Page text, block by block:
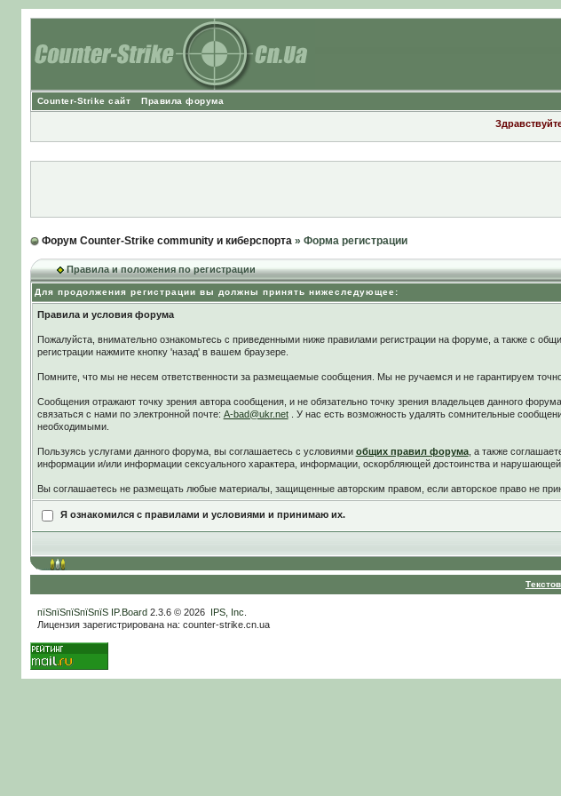
Counter-Strike сайт Правила форума
Форум Counter-Strike community и киберспорта» Форма регистрации
Правила и положения по регистрации
Для продолжения регистрации вы должны принять нижеследующее:
Правила и условия форума
Пожалуйста, внимательно ознакомьтесь с приведенными ниже правилами регистрации на форуме, а также с
регистрации нажмите кнопку 'назад' в вашем браузере.
Помните, что мы не несем ответственности за размещаемые сообщения. Мы не ручаемся и не гарантируем
Сообщения отражают точку зрения автора сообщения, и не обязательно точку зрения владельцев данного
связаться с нами по электронной почте: A-bad@ukr.net. У нас есть возможность удалять сомнительные
необходимыми.
Пользуясь услугами данного форума, вы соглашаетесь c условиями общих правил форума, а также
информации и/или информации сексуального характера, информации, оскорбляющей достоинства и
Вы соглашаетесь не размещать любые материалы, защищенные авторским правом, если авторское право не
Я ознакомился с правилами и условиями и принимаю их.
пїЅпїЅпїЅпїЅпїЅ IP.Board2.3.6 © 2026 IPS, Inc
Лицензия зарегистрирована на: counter-strike.cn.ua